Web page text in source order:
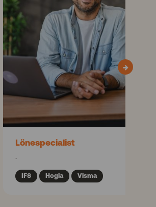
→
Lönespecialist
.
IFS Hogia Visma